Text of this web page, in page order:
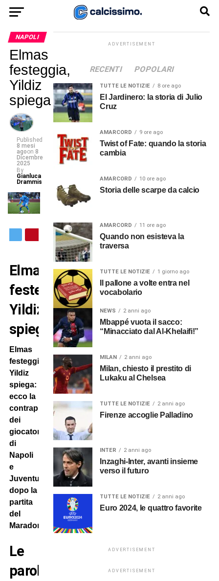
NAPOLI
Elmas
festeggia,
Yildiz
spiega
Published
8 mesi
agoon 8
Dicembre
2025
By
Gianluca
Drammis
Elmas
festeggia,
Yildiz
spiega
Elmas
festeggia,
Yildiz
spiega:
ecco la
contrapposizione
dei
giocatori
di
Napoli
e
Juventus
dopo la
partita
del
Maradona.
Le
parole
ADVERTISEMENT
RECENTI POPOLARI
TUTTE LE NOTIZIE 8 ore ago
El Jardinero: la storia di Julio
Cruz
AMARCORD 9 ore ago
Twist of Fate: quando la storia
cambia
AMARCORD 10 ore ago
Storia delle scarpe da calcio
AMARCORD 11 ore ago
Quando non esisteva la
traversa
TUTTE LE NOTIZIE 1 giorno ago
Il pallone a volte entra nel
vocabolario
NEWS 2 anni ago
Mbappé vuota il sacco:
“Minacciato dal Al-Khelaifi!”
MILAN 2 anni ago
Milan, chiesto il prestito di
Lukaku al Chelsea
TUTTE LE NOTIZIE 2 anni ago
Firenze accoglie Palladino
INTER 2 anni ago
Inzaghi-Inter, avanti insieme
verso il futuro
TUTTE LE NOTIZIE 2 anni ago
Euro 2024, le quattro favorite
ADVERTISEMENT
ADVERTISEMENT